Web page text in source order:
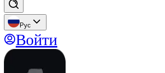
Рус
Войти